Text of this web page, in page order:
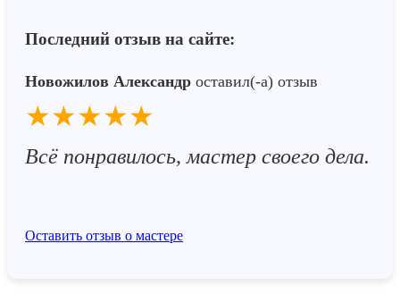
Последний отзыв на сайте:
Новожилов Александр оставил(-а) отзыв
★★★★★
Всё понравилось, мастер своего дела.
Оставить отзыв о мастере